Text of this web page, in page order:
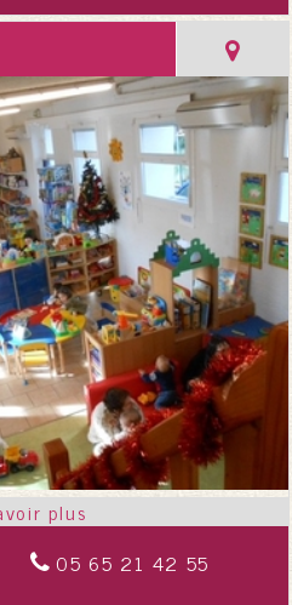
05 65 21 42 55